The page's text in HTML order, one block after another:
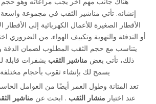
إنشائه. تأتي مناشير الثقب في مجموعة
الأقطار الصغيرة للأعمال الكهربائية إلى الأقطار
أو التدفئة والتهوية وتكييف الهواء. من الضروري
يتناسب مع حجم الثقب المطلوب لضمان الدقة
ذلك، تأتي بعض مناشير الثقب بشفرات قابلة
يسمح لك بإنشاء ثقوب بأحجام مختلفة
تعد المتانة وطول العمر أيضًا من العوامل
عند اختيار منشار الثقب . ابحث عن مناشير